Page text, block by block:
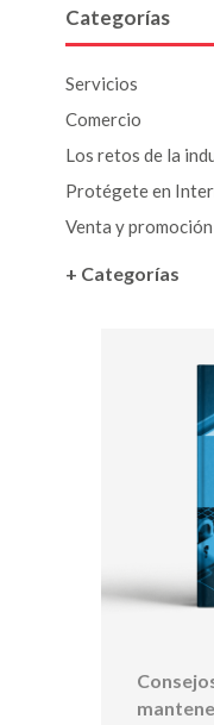
Categorías
Servicios
Comercio
Los retos de la
Protégete en
Venta y
+ Categorías